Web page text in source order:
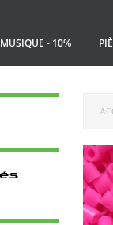
MUSIQUE - 10%